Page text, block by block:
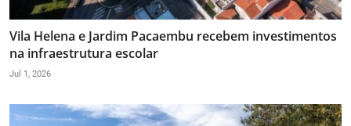
Vila Helena e Jardim Pacaembu recebem investimentos
na infraestrutura escolar
Jul 1, 2026